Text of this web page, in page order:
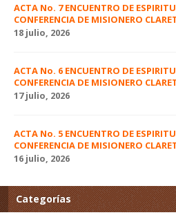
ACTA No. 7 ENCUENTRO DE
CONFERENCIA DE MISIONERO
18 julio, 2026
ACTA No. 6 ENCUENTRO DE
CONFERENCIA DE MISIONERO
17 julio, 2026
ACTA No. 5 ENCUENTRO DE
CONFERENCIA DE MISIONERO
16 julio, 2026
Categorías